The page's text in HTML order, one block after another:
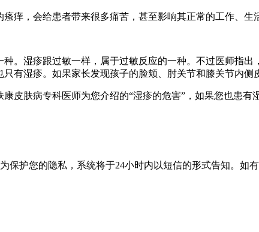
，会给患者带来很多痛苦，甚至影响其正常的工作、生
湿疹跟过敏一样，属于过敏反应的一种。不过医师指出
有湿疹。如果家长发现孩子的脸颊、肘关节和膝关节内侧
康皮肤病专科医师为您介绍的“湿疹的危害”，如果您也患
保护您的隐私，系统将于24小时内以短信的形式告知。如